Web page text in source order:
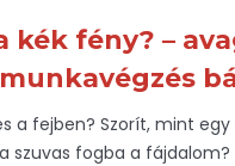
fény? –
a fejben? Szorít, mint
szuvas fogba a fájdalom?